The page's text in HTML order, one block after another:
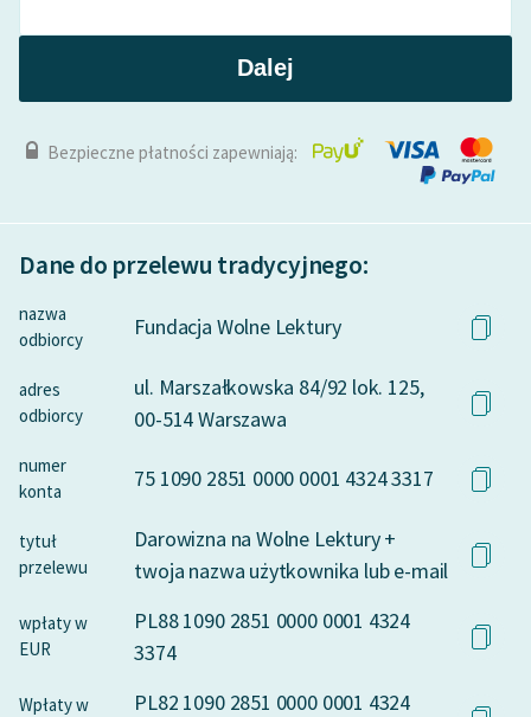
Dalej
Bezpieczne płatności zapewniają:
Dane do przelewu tradycyjnego:
nazwa
odbiorcy
Fundacja Wolne Lektury
adres
odbiorcy
ul. Marszałkowska 84/92 lok. 125,
00-514 Warszawa
numer
konta
75 1090 2851 0000 0001 4324 3317
tytuł
przelewu
Darowizna na Wolne Lektury +
twoja nazwa użytkownika lub e-mail
wpłaty w
EUR
PL88 1090 2851 0000 0001 4324
3374
Wpłaty w
PL82 1090 2851 0000 0001 4324